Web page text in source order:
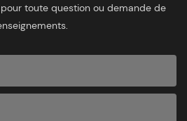
toute question ou demande de